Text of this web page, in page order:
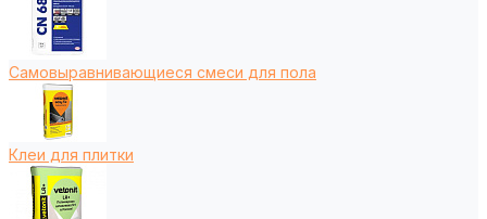
Самовыравнивающиеся смеси для пола
Клеи для плитки